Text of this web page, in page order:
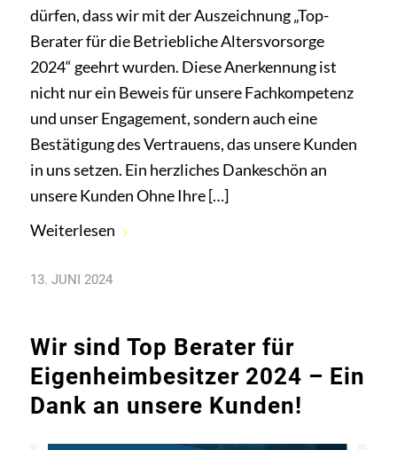
dürfen, dass wir mit der Auszeichnung „Top-
Berater für die Betriebliche Altersvorsorge
2024“ geehrt wurden. Diese Anerkennung ist
nicht nur ein Beweis für unsere Fachkompetenz
und unser Engagement, sondern auch eine
Bestätigung des Vertrauens, das unsere Kunden
in uns setzen. Ein herzliches Dankeschön an
unsere Kunden Ohne Ihre […]
Weiterlesen
13. JUNI 2024
Wir sind Top Berater für
Eigenheimbesitzer 2024 – Ein
Dank an unsere Kunden!